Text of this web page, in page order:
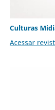
Culturas
Acessar